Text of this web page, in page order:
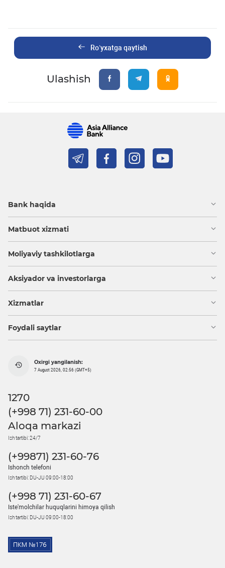
Ro’yxatga qaytish
Ulashish
Bank haqida
Matbuot xizmati
Moliyaviy tashkilotlarga
Aksiyador va investorlarga
Xizmatlar
Foydali saytlar
Oxirgi yangilanish:
7 August 2026, 02:56 (GMT+5)
1270
(+998 71) 231-60-00
Aloqa markazi
Ish tartibi: 24/7
(+99871) 231-60-76
Ishonch telefoni
Ish tartibi: DU-JU 09:00-18:00
(+998 71) 231-60-67
Iste'molchilar huquqlarini himoya qilish
Ish tartibi: DU-JU 09:00-18:00